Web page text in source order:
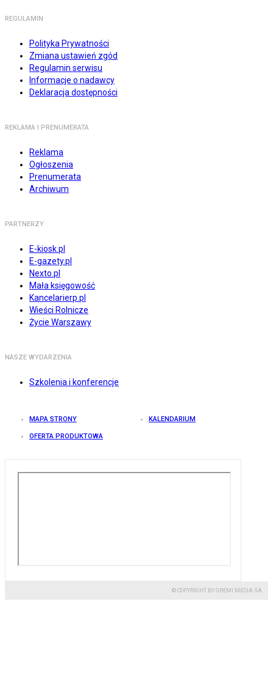
REGULAMIN
Polityka Prywatności
Zmiana ustawień zgód
Regulamin serwisu
Informacje o nadawcy
Deklaracja dostępności
REKLAMA I PRENUMERATA
Reklama
Ogłoszenia
Prenumerata
Archiwum
PARTNERZY
E-kiosk.pl
E-gazety.pl
Nexto.pl
Mała księgowość
Kancelarierp.pl
Wieści Rolnicze
Życie Warszawy
NASZE WYDARZENIA
Szkolenia i konferencje
MAPA STRONY KALENDARIUM
OFERTA PRODUKTOWA
© COPYRIGHT BY GREMI MEDIA SA